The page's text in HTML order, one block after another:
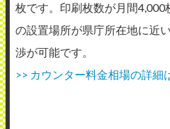
枚です。印刷枚数が月間
の設置場所が県庁所在地に近
渉が可能です。
>> カウンター料金相場の詳細